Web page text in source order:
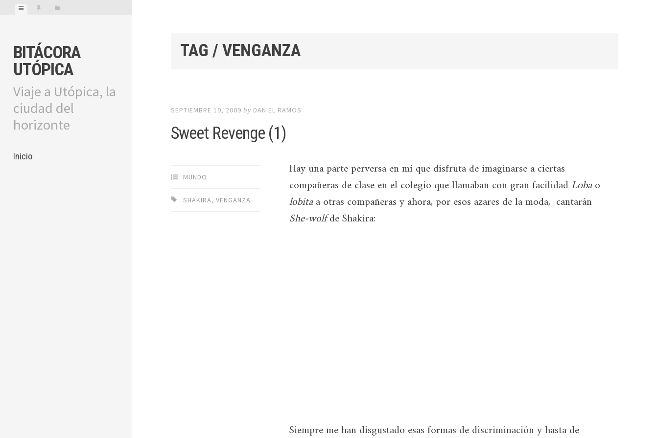
BITÁCORA
UTÓPICA
Viaje a Utópica, la
ciudad del
horizonte
Inicio
TAG / VENGANZA
SEPTIEMBRE 19, 2009 by DANIEL RAMOS
Sweet Revenge (1)
MUNDO
SHAKIRA,VENGANZA
Hay una parte perversa en mí que disfruta de imaginarse a ciertas
compañeras de clase en el colegio que llamaban con gran facilidadLobao
lobitaa otras compañeras y ahora, por esos azares de la moda, cantarán
She-wolfde Shakira:
Siempre me han disgustado esas formas de discriminación y hasta de